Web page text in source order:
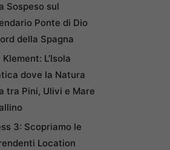
Sospeso sul
Ponte di Dio
della Spagna
L’Isola
dove la Natura
tra Pini, Ulivi e Mare
3: Scopriamo le
Location